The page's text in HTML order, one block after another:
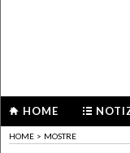
HOME
HOME > MOSTRE